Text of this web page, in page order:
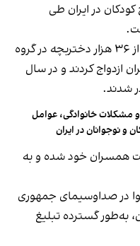
کودکان در ایران طی
به عنوان نمونه، در سال ۱۴۰۱، بیش از ۳۶ هزار دختربچه در گروه
ایران ازدواج کردند و در سال
خانوادگی، عوامل
و نوجوانان در ایران
همسران خود شده وبه
در صداوسیمای جمهوری
به‌طور گسترده تبلیغ